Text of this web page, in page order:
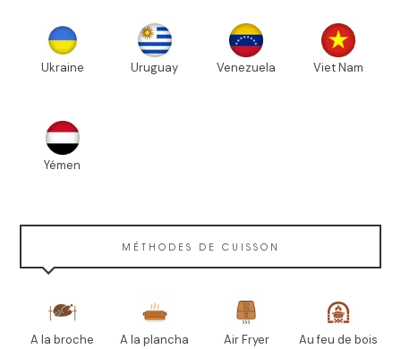
Ukraine Uruguay Venezuela Viet Nam
Yémen
MÉTHODES DE CUISSON
A la broche A la plancha Air Fryer Au feu de bois